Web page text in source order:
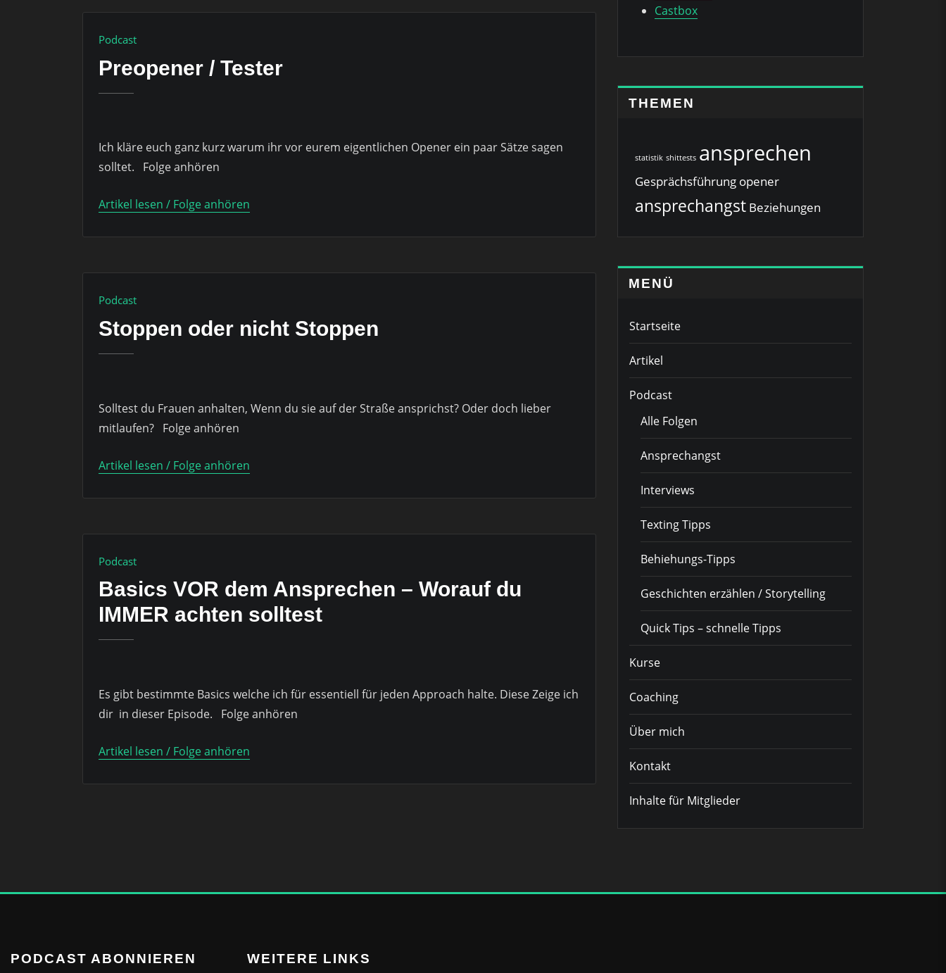
Podcast
Preopener / Tester
Ich kläre euch ganz kurz warum ihr vor eurem eigentlichen Opener ein paar Sätze sagen
solltet. Folge anhören
Artikel lesen / Folge anhören
Podcast
Stoppen oder nicht Stoppen
Solltest du Frauen anhalten, Wenn du sie auf der Straße ansprichst? Oder doch lieber
mitlaufen? Folge anhören
Artikel lesen / Folge anhören
Podcast
Basics VOR dem Ansprechen – Worauf du
IMMER achten solltest
Es gibt bestimmte Basics welche ich für essentiell für jeden Approach halte. Diese Zeige ich
dir in dieser Episode. Folge anhören
Artikel lesen / Folge anhören
Castbox
THEMEN
statistik shittests ansprechen
Gesprächsführung opener
ansprechangst Beziehungen
MENÜ
Startseite
Artikel
Podcast
Alle Folgen
Ansprechangst
Interviews
Texting Tipps
Behiehungs-Tipps
Geschichten erzählen / Storytelling
Quick Tips – schnelle Tipps
Kurse
Coaching
Über mich
Kontakt
Inhalte für Mitglieder
PODCAST ABONNIEREN WEITERE LINKS